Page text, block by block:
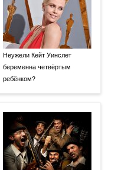
Неужели Кейт Уинслет
беременна четвёртым
ребёнком?